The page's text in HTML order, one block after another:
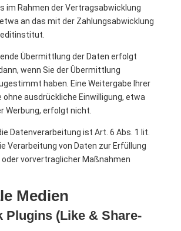
im Rahmen der Vertragsabwicklung
an das mit der Zahlungsabwicklung
Übermittlung der Daten erfolgt
wenn Sie der Übermittlung
haben. Eine Weitergabe Ihrer
ohne ausdrückliche Einwilligung, etwa
Werbung, erfolgt nicht.
Datenverarbeitung ist Art. 6 Abs. 1 lit.
Verarbeitung von Daten zur Erfüllung
vorvertraglicher Maßnahmen
Medien
Plugins (Like & Share-